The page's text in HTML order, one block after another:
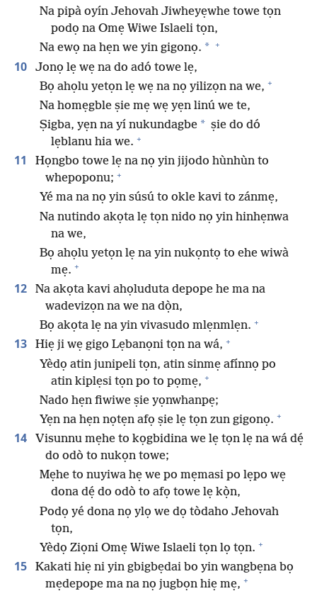
Na pipà oyín Jehovah Jiwheyẹwhe towe tọn
podọ na Omẹ Wiwe Islaeli tọn,
Na ewọ na hẹn we yin gigonọ. * +
10
Jonọ lẹ wẹ na do adó towe lẹ,
Bọ ahọlu yetọn lẹ wẹ na nọ yilizọn na we, +
Na homẹgble ṣie mẹ wẹ yẹn linú we te,
Ṣigba, yẹn na yí nukundagbe * ṣie do dó
lẹblanu hia we. +
11
Họngbo towe lẹ na nọ yin jijodo hùnhùn to
whepoponu; +
Yé ma na nọ yin súsú to okle kavi to zánmẹ,
Na nutindo akọta lẹ tọn nido nọ yin hinhẹnwa
na we,
Bọ ahọlu yetọn lẹ na yin nukọntọ to ehe wiwà
mẹ. +
12
Na akọta kavi ahọluduta depope he ma na
wadevizọn na we na dọ̀n,
Bọ akọta lẹ na yin vivasudo mlẹnmlẹn. +
13 Hiẹ ji wẹ gigo Lẹbanọni tọn na wá, +
Yèdọ atin junipeli tọn, atin sinmẹ afínnọ po
atin kiplẹsi tọn po to pọmẹ, +
Nado hẹn fiwiwe ṣie yọnwhanpẹ;
Yẹn na hẹn nọtẹn afọ ṣie lẹ tọn zun gigonọ. +
14
Visunnu mẹhe to kọgbidina we lẹ tọn lẹ na wá dẹ́
do odò to nukọn towe;
Mẹhe to nuyiwa hẹ we po mẹmasi po lẹpo wẹ
dona dẹ́ do odò to afọ towe lẹ kọ̀n,
Podọ yé dona nọ ylọ we dọ tòdaho Jehovah
tọn,
Yèdọ Ziọni Omẹ Wiwe Islaeli tọn lọ tọn. +
15
Kakati hiẹ ni yin gbigbẹdai bo yin wangbẹna bọ
mẹdepope ma na nọ jugbọn hiẹ mẹ, +